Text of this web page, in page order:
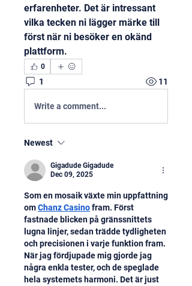
erfarenheter. Det är intressant
vilka tecken ni lägger märke till
först när ni besöker en okänd
plattform.
0
1 11
Write a comment...
Newest
Gigadude Gigadude
Dec 09, 2025
Som en mosaik växte min uppfattning
om Chanz Casino fram. Först
fastnade blicken på gränssnittets
lugna linjer, sedan trädde tydligheten
och precisionen i varje funktion fram.
När jag fördjupade mig gjorde jag
några enkla tester, och de speglade
hela systemets harmoni. Det är just